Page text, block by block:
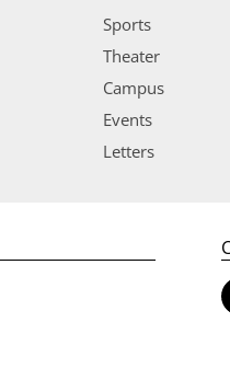
Sports
Theater
Campus
Events
Letters